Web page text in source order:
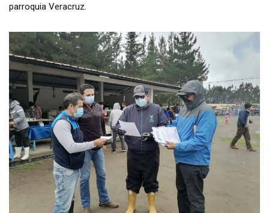
parroquia Veracruz.